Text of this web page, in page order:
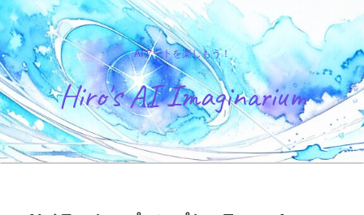
AIアートを楽しもう！
Hiro's AI Imaginarium